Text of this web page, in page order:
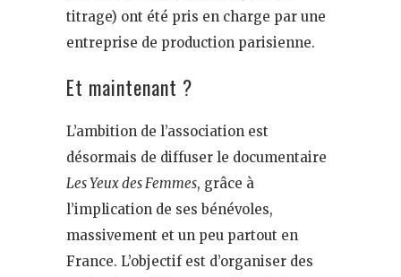
titrage) ont été pris en charge par une
entreprise de production parisienne.
Et maintenant ?
L’ambition de l’association est
désormais de diffuser le documentaire
Les Yeux des Femmes, grâce à
l’implication de ses bénévoles,
massivement et un peu partout en
France. L’objectif est d’organiser des